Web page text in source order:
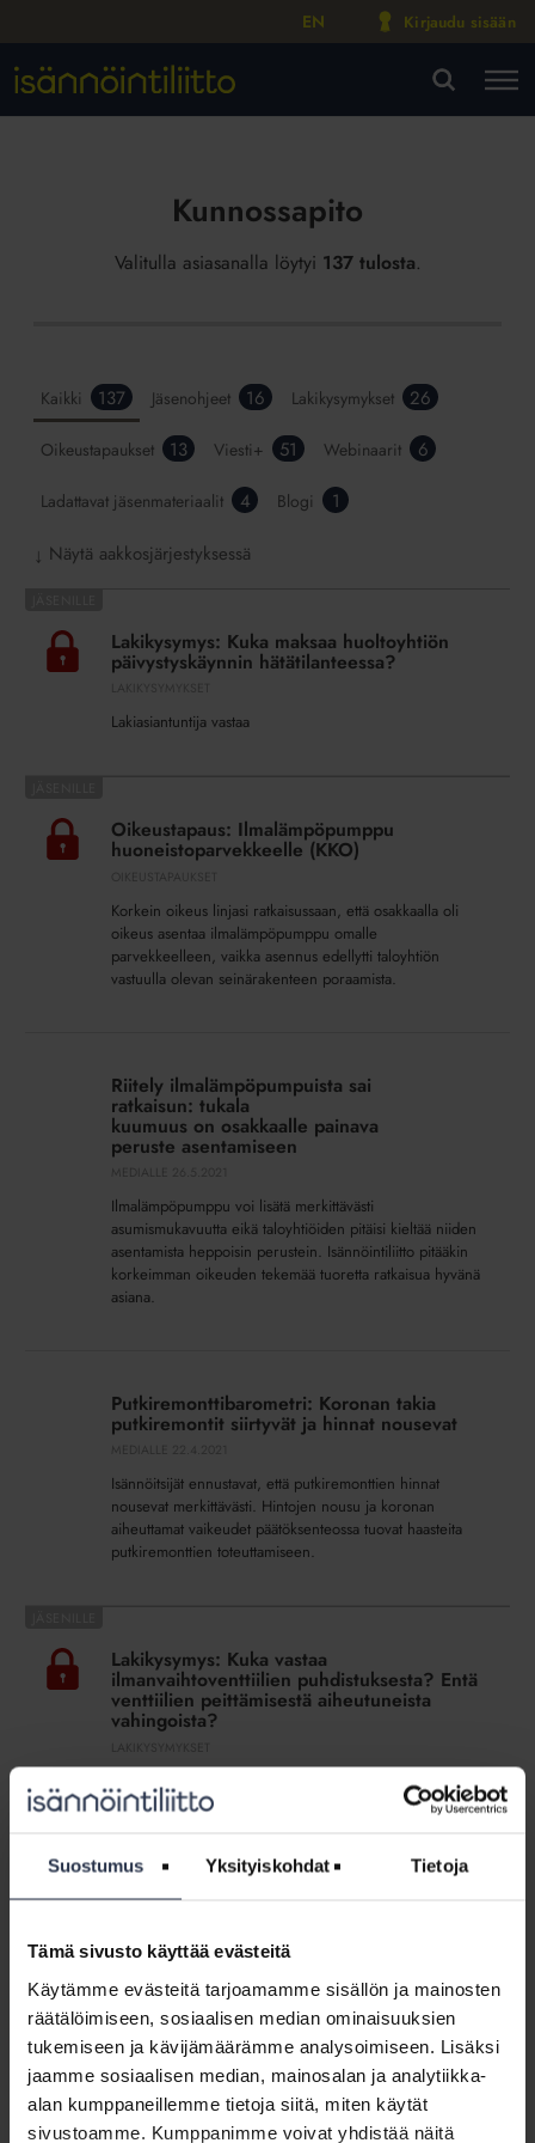
Suostumus Yksityiskohdat Tietoja
Tämä sivusto käyttää evästeitä
Käytämme evästeitä tarjoamamme sisällön ja mainosten
räätälöimiseen, sosiaalisen median ominaisuuksien
tukemiseen ja kävijämäärämme analysoimiseen. Lisäksi
jaamme sosiaalisen median, mainosalan ja analytiikka-
alan kumppaneillemme tietoja siitä, miten käytät
sivustoamme. Kumppanimme voivat yhdistää näitä
EN Kirjaudu sisään
Kunnossapito
Valitulla asiasanalla löytyi 137 tulosta.
Kaikki 137 Jäsenohjeet 16 Lakikysymykset 26
Oikeustapaukset 13 Viesti+ 51 Webinaarit 6
Ladattavat jäsenmateriaalit 4 Blogi 1
↓ Näytä aakkosjärjestyksessä
Kuka
maksaa
hätätilanteessa?
Lakikysymys: Kuka maksaa huoltoyhtiön
päivystyskäynnin hätätilanteessa?
Lakiasiantuntija vastaa
Ilmalämpöpumppu
huoneistoparvekkeelleOikeustapaus: Ilmalämpöpumppu
huoneistoparvekkeelle (KKO)
Korkein oikeus linjasi ratkaisussaan, että osakkaalla oli
oikeus asentaa ilmalämpöpumppu omalle
parvekkeelleen, vaikka asennus edellytti taloyhtiön
vastuulla olevan seinärakenteen poraamista.
kuumuus on osakkaalle painava
peruste asentamiseen
Riitely ilmalämpöpumpuista sai
ratkaisun: tukala
kuumuus on osakkaalle painava
peruste asentamiseen
Ilmalämpöpumppu voi lisätä merkittävästi
asumismukavuutta eikä taloyhtiöiden pitäisi kieltää niiden
asentamista heppoisin perustein. Isännöintiliitto pitääkin
korkeimman oikeuden tekemää tuoretta ratkaisua hyvänä
asiana.
putkiremontit
Putkiremonttibarometri: Koronan takia
putkiremontit siirtyvät ja hinnat nousevat
Isännöitsijät ennustavat, että putkiremonttien hinnat
nousevat merkittävästi. Hintojen nousu ja koronan
aiheuttamat vaikeudet päätöksenteossa tuovat haasteita
putkiremonttien toteuttamiseen.
Kuka
vastaa
ilmanvaihtoventtiilien
puhdistuksesta?
peittämisestä
vahingoista?
Lakikysymys: Kuka vastaa
ilmanvaihtoventtiilien puhdistuksesta? Entä
venttiilien peittämisestä aiheutuneista
vahingoista?
Miten
parvekelasitusten
päätetään
ja
kuka
vastaa
niiden
kunnossapidosta?
Entä,
jos
hankkimisesta päätetään ja kuka vastaa
ole parveketta?
Lakiasiantuntija vastaa
Jäsenohje:
Kuolema
huoneistossaJäsenohje: Kuolema huoneistossa